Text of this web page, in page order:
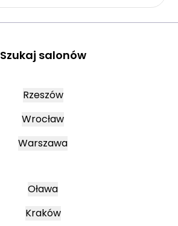
Szukaj salonów
Rzeszów
Wrocław
Warszawa
Oława
Kraków